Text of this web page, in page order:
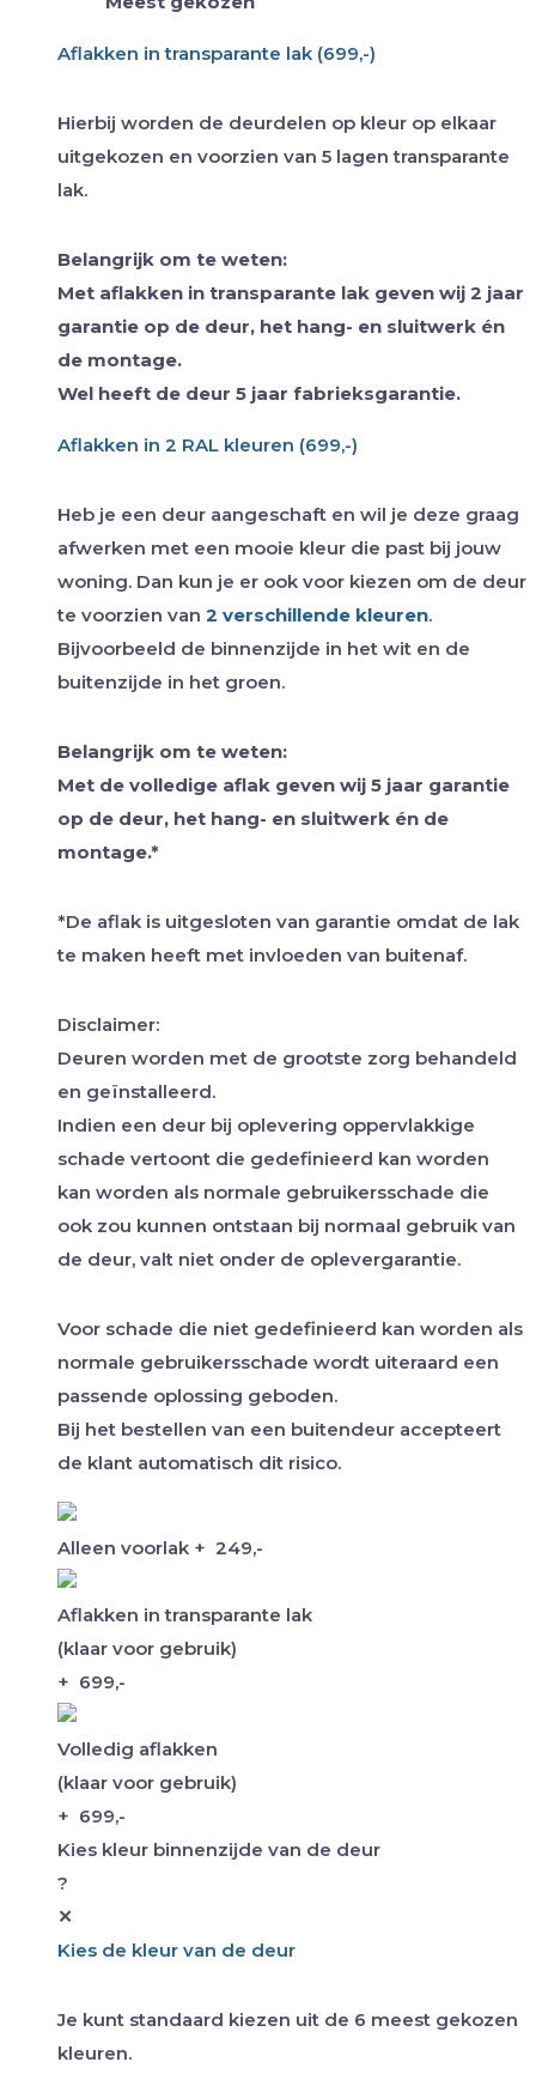
Aflakken in transparante lak (699,-)
Hierbij worden de deurdelen op kleur op elkaar
uitgekozen en voorzien van 5 lagen transparante
lak.
Belangrijk om te weten:
Met aflakken in transparante lak geven wij 2 jaar
garantie op de deur, het hang- en sluitwerk én
de montage.
Wel heeft de deur 5 jaar fabrieksgarantie.
Aflakken in 2 RAL kleuren (699,-)
Heb je een deur aangeschaft en wil je deze graag
afwerken met een mooie kleur die past bij jouw
woning. Dan kun je er ook voor kiezen om de deur
te voorzien van 2 verschillende kleuren.
Bijvoorbeeld de binnenzijde in het wit en de
buitenzijde in het groen.
Belangrijk om te weten:
Met de volledige aflak geven wij 5 jaar garantie
op de deur, het hang- en sluitwerk én de
montage.*
*De aflak is uitgesloten van garantie omdat de lak
te maken heeft met invloeden van buitenaf.
Disclaimer:
Deuren worden met de grootste zorg behandeld
en geïnstalleerd.
Indien een deur bij oplevering oppervlakkige
schade vertoont die gedefinieerd kan worden
kan worden als normale gebruikersschade die
ook zou kunnen ontstaan bij normaal gebruik van
de deur, valt niet onder de oplevergarantie.
Voor schade die niet gedefinieerd kan worden als
normale gebruikersschade wordt uiteraard een
passende oplossing geboden.
Bij het bestellen van een buitendeur accepteert
de klant automatisch dit risico.
Alleen voorlak + 249,-
Aflakken in transparante lak
(klaar voor gebruik)
+ 699,-
Volledig aflakken
(klaar voor gebruik)
+ 699,-
Kies kleur binnenzijde van de deur
?
✕
Kies de kleur van de deur
Je kunt standaard kiezen uit de 6 meest gekozen
kleuren.